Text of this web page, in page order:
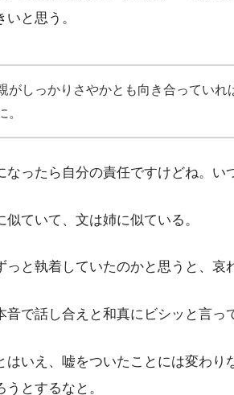
と思う。
がしっかりさやかとも向き合ってい
。
なったら自分の責任ですけどね。い
ていて、文は姉に似ている。
っと執着していたのかと思うと、哀
音で話し合えと和真にビシッと言っ
はいえ、嘘をついたことには変わ
とするなと。